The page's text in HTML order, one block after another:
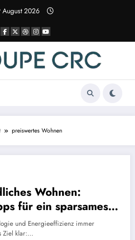
August 2026
preiswertes Wohnen
Wohnen:
für ein sparsames
Zuhause
und Energieeffizienz immer
Ziel klar:…